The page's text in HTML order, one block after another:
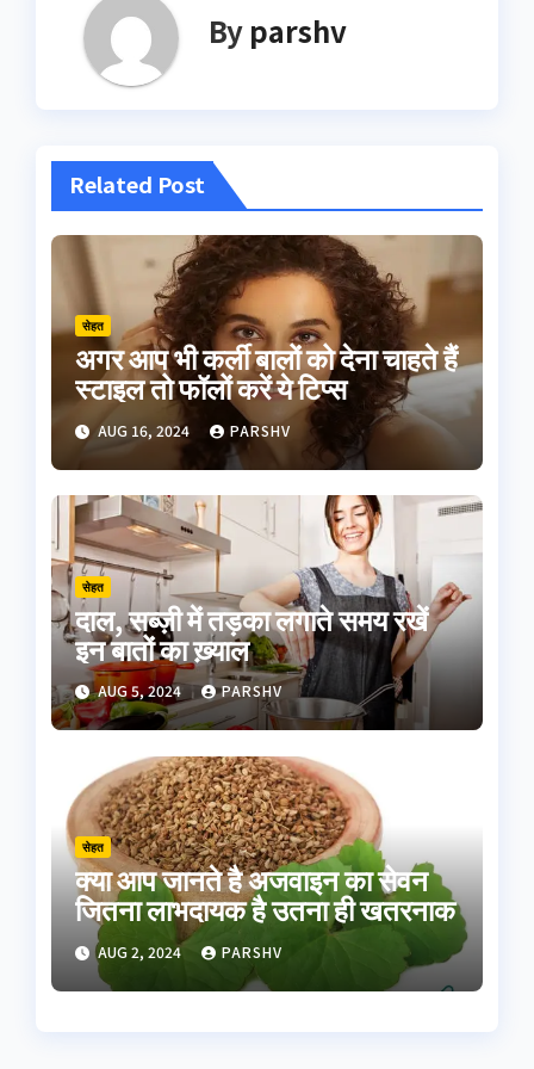
By parshv
Related Post
सेहत
अगर आप भी कर्ली बालों को देना चाहते हैं
स्टाइल तो फॉलों करें ये टिप्स
AUG 16, 2024 PARSHV
सेहत
दाल, सब्ज़ी में तड़का लगाते समय रखें
इन बातों का ख़्याल
AUG 5, 2024 PARSHV
सेहत
क्या आप जानते है अजवाइन का सेवन
जितना लाभदायक है उतना ही खतरनाक
AUG 2, 2024 PARSHV